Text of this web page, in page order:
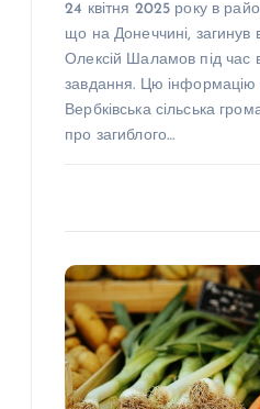
24 квітня 2025 року в
що на Донеччині, загинув
Олексій Шаламов під час
завдання. Цю інформацію
Вербківська сільська
про загиблого…